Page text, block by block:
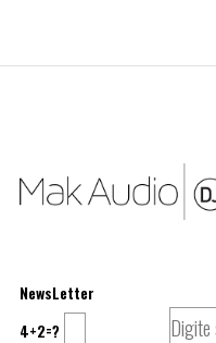
NewsLetter
4+2=?